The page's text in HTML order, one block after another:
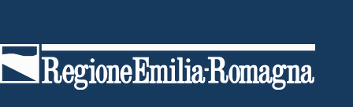
di
pagina